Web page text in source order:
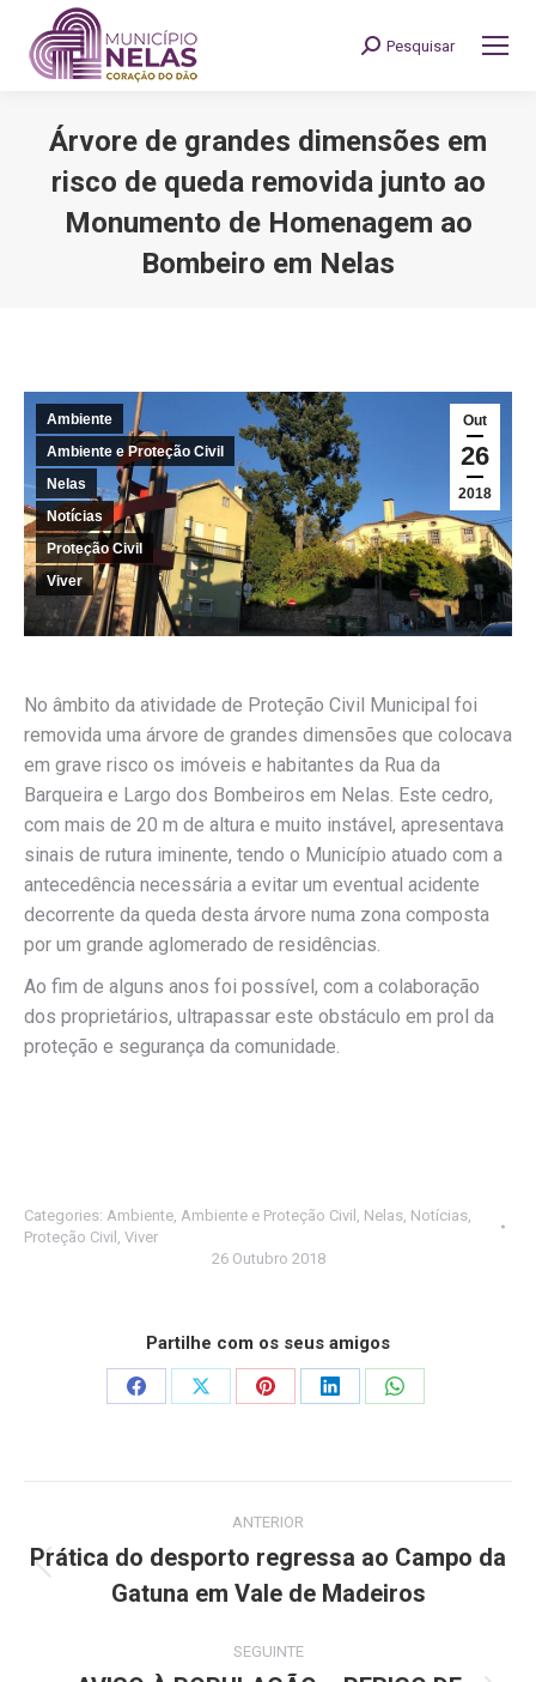
Search:
Pesquisar
Árvore de grandes dimensões em
risco de queda removida junto ao
Monumento de Homenagem ao
Bombeiro em Nelas
Out
26
2018
Ambiente
Ambiente e Proteção Civil
Nelas
Notícias
Proteção Civil
Viver
No âmbito da atividade de Proteção Civil Municipal foi
removida uma árvore de grandes dimensões que colocava
em grave risco os imóveis e habitantes da Rua da
Barqueira e Largo dos Bombeiros em Nelas. Este cedro,
com mais de 20 m de altura e muito instável, apresentava
sinais de rutura iminente, tendo o Município atuado com a
antecedência necessária a evitar um eventual acidente
decorrente da queda desta árvore numa zona composta
por um grande aglomerado de residências.
Ao fim de alguns anos foi possível, com a colaboração
dos proprietários, ultrapassar este obstáculo em prol da
proteção e segurança da comunidade.
Categories: Ambiente, Ambiente e Proteção Civil , Nelas, Notícias,
Proteção Civil , Viver
26 Outubro 2018
Partilhe com os seus amigos
Share
Share
Share
Share
Share
navigation
ANTERIOR
Previous
post:
Prática do desporto regressa ao Campo da
Gatuna em Vale de Madeiros
SEGUINTE